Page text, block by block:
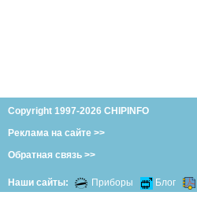
Copyright 1997-2026 CHIPINFO
Реклама на сайте >>
Обратная связь >>
Наши сайты: Приборы Блог